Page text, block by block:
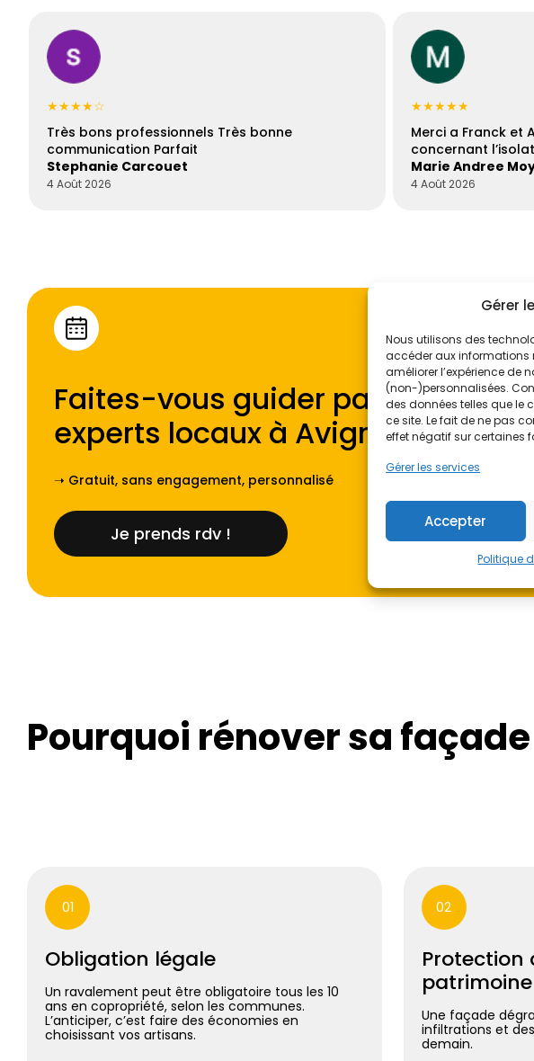
Gérer
Nous utilisons des
accéder aux informations
améliorer l’expérience de
(non-)personnalisées.
des données telles que le
ce site. Le fait de ne pas
effet négatif sur certaines
Gérer les services
Accepter
Politique
★★★★☆
Très bons professionnels Très bonne
communication Parfait
Stephanie Carcouet
4 Août 2026
★★★★★
Merci a Franck et
concernant
Marie Andree
4 Août 2026
Faites-vous guider par l'un de
experts locaux à Avignon.
➝ Gratuit, sans engagement, personnalisé
Je prends rdv !
Pourquoi rénover sa
01
Obligation légale
Un ravalement peut être obligatoire tous les 10
ans en copropriété, selon les communes.
L’anticiper, c’est faire des économies en
choisissant vos artisans.
02
Protection
patrimoine
Une façade
infiltrations et
demain.